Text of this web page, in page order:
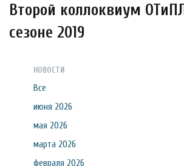
Второй коллоквиум
сезоне 2019
НОВОСТИ
Все
июня 2026
мая 2026
марта 2026
февраля 2026